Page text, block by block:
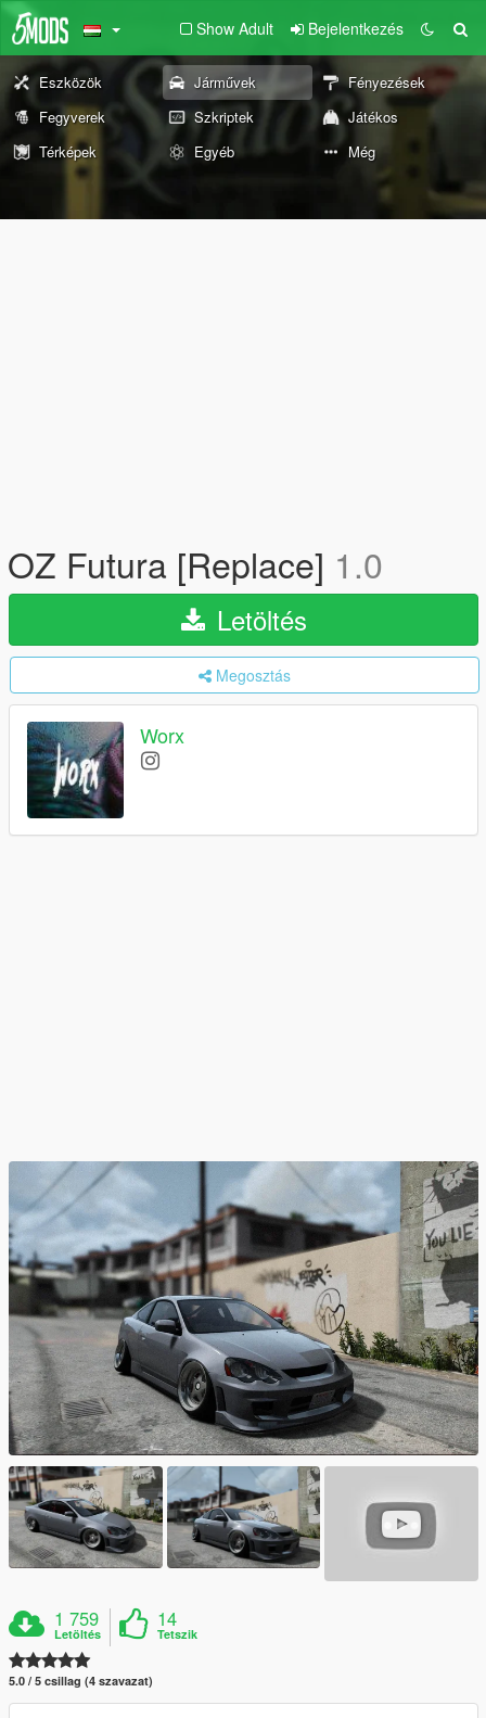
Show Adult Bejelentkezés
Eszközök Járművek
Fényezések
Fegyverek
Szkriptek
Játékos
Térképek
Egyéb Még
OZ Futura [Replace] 1.0
Letöltés
Megosztás
Worx
1 759
Letöltés
14
Tetszik
5.0 / 5 csillag (4 szavazat)